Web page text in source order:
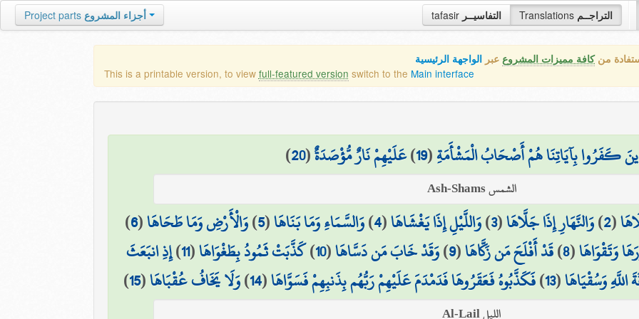
tafasir التفاسيــر Translations التراجــم Project parts أجزاء المشروع
منكافة مميزات المشروع عبر الواجهة الرئيسية
This is a printable version, to view full-featured version switch to the Main interface
كَفَرُوا بِآيَاتِنَا هُمْ أَصْحَابُ الْمَشْأَمَةِ(
19
)عَلَيْهِمْ نَارٌ مُّؤْصَدَةٌ(
20
)
الشمس Ash-Shams
(
2
)وَالنَّهَارِ إِذَا جَلَّاهَا(
3
)وَاللَّيْلِ إِذَا يَغْشَاهَا(
4
)وَالسَّمَاءِ وَمَا بَنَاهَا(
5
)وَالْأَرْضِ وَمَا طَحَاهَا(
6
)
وَتَقْوَاهَا(
8
)قَدْ أَفْلَحَ مَن زَكَّاهَا(
9
)وَقَدْ خَابَ مَن دَسَّاهَا(
10
)كَذَّبَتْ ثَمُودُ بِطَغْوَاهَا(
11
)إِذِ انبَعَثَ
اللَّهِ وَسُقْيَاهَا(
13
)فَكَذَّبُوهُ فَعَقَرُوهَا فَدَمْدَمَ عَلَيْهِمْ رَبُّهُم بِذَنبِهِمْ فَسَوَّاهَا(
14
)وَلَا يَخَافُ عُقْبَاهَا(
15
)
الليل Al-Lail